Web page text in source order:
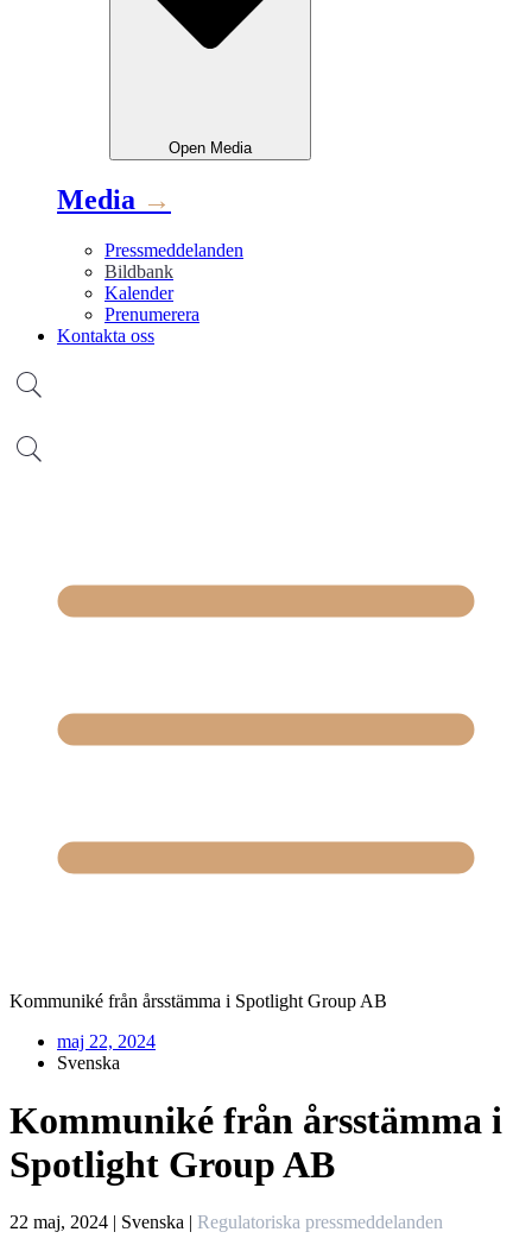
Open Media
Media →
Pressmeddelanden
Bildbank
Kalender
Prenumerera
Kontakta oss
Kommuniké från årsstämma i Spotlight Group AB
maj 22, 2024
Svenska
Kommuniké från årsstämma i
Spotlight Group AB
22 maj, 2024 | Svenska | Regulatoriska pressmeddelanden